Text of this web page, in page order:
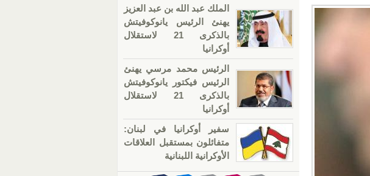
الملك عبد الله بن عبد العزيز
يهنئ الرئيس يانوكوفيتش
بالذكرى 21 لاستقلال
أوكرانيا
الرئيس محمد مرسي يهنئ
الرئيس فيكتور يانوكوفيتش
بالذكرى 21 لاستقلال
أوكرانيا
سفير أوكرانيا في لبنان:
متفائلون بمستقبل العلاقات
الأوكرانية اللبنانية